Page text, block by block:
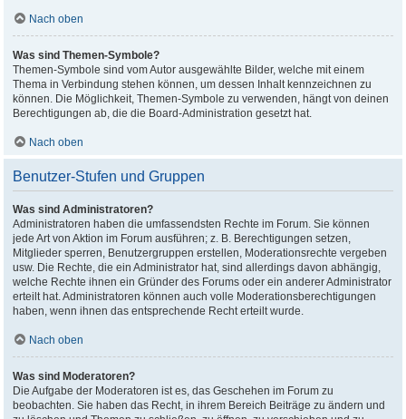
Nach oben
Was sind Themen-Symbole?
Themen-Symbole sind vom Autor ausgewählte Bilder, welche mit einem
Thema in Verbindung stehen können, um dessen Inhalt kennzeichnen zu
können. Die Möglichkeit, Themen-Symbole zu verwenden, hängt von deinen
Berechtigungen ab, die die Board-Administration gesetzt hat.
Nach oben
Benutzer-Stufen und Gruppen
Was sind Administratoren?
Administratoren haben die umfassendsten Rechte im Forum. Sie können
jede Art von Aktion im Forum ausführen; z. B. Berechtigungen setzen,
Mitglieder sperren, Benutzergruppen erstellen, Moderationsrechte vergeben
usw. Die Rechte, die ein Administrator hat, sind allerdings davon abhängig,
welche Rechte ihnen ein Gründer des Forums oder ein anderer Administrator
erteilt hat. Administratoren können auch volle Moderationsberechtigungen
haben, wenn ihnen das entsprechende Recht erteilt wurde.
Nach oben
Was sind Moderatoren?
Die Aufgabe der Moderatoren ist es, das Geschehen im Forum zu
beobachten. Sie haben das Recht, in ihrem Bereich Beiträge zu ändern und